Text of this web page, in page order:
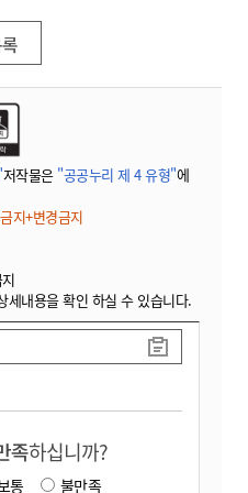
저작물은 "공공누리 제 4 유형"에
지+변경금지
내용을 확인 하실 수 있습니다.
족하십니까?
보통
불만족